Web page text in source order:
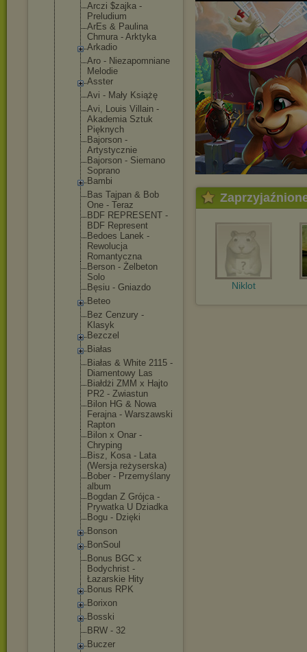
Arczi $zajka -
Preludium
ArEs & Paulina
Chmura - Arktyka
Arkadio
Aro - Niezapomniane
Melodie
Asster
Avi - Mały Książę
Avi, Louis Villain -
Akademia Sztuk
Pięknych
Bajorson -
Artystycznie
Bajorson - Siemano
Soprano
Bambi
Bas Tajpan & Bob
One - Teraz
BDF REPRESENT -
BDF Represent
Bedoes Lanek -
Rewolucja
Romantyczna
Berson - Żelbeton
Solo
Bęsiu - Gniazdo
Beteo
Bez Cenzury -
Klasyk
Bezczel
Białas
Białas & White 2115 -
Diamentowy Las
Białdżi ZMM x Hajto
PR2 - Zwiastun
Bilon HG & Nowa
Ferajna - Warszawski
Rapton
Bilon x Onar -
Chryping
Bisz, Kosa - Lata
(Wersja reżyserska)
Bober - Przemyślany
album
Bogdan Z Grójca -
Prywatka U Dziadka
Bogu - Dzięki
Bonson
BonSoul
Bonus BGC x
Bodychrist -
Łazarskie Hity
Bonus RPK
Borixon
Bosski
BRW - 32
Buczer
Niklot